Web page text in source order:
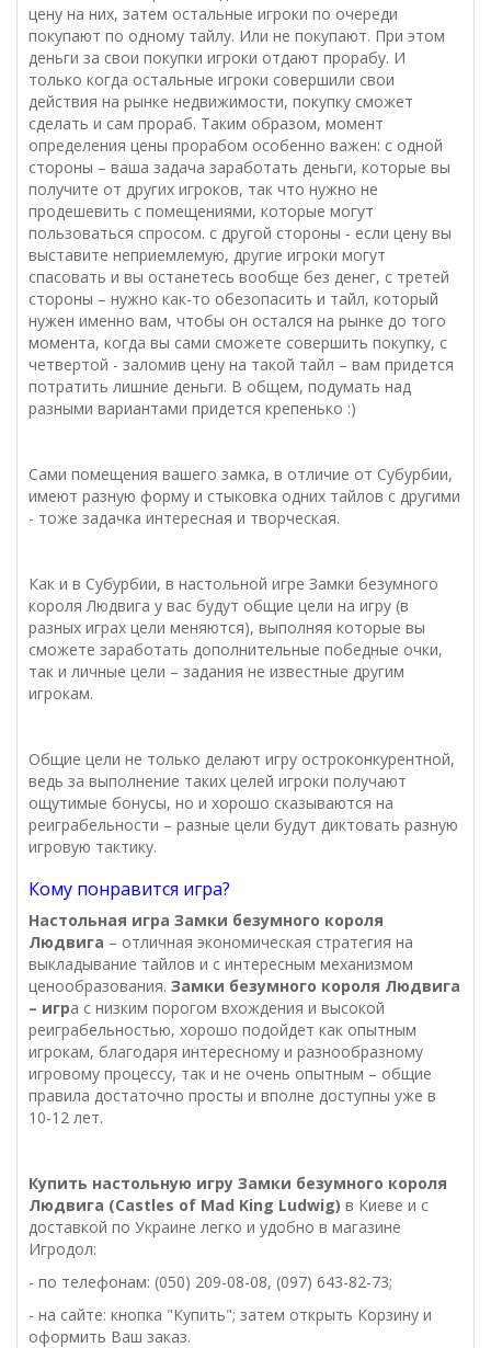
цену на них, затем остальные игроки по очереди
покупают по одному тайлу. Или не покупают. При этом
деньги за свои покупки игроки отдают прорабу. И
только когда остальные игроки совершили свои
действия на рынке недвижимости, покупку сможет
сделать и сам прораб. Таким образом, момент
определения цены прорабом особенно важен: с одной
стороны – ваша задача заработать деньги, которые вы
получите от других игроков, так что нужно не
продешевить с помещениями, которые могут
пользоваться спросом. с другой стороны - если цену вы
выставите неприемлемую, другие игроки могут
спасовать и вы останетесь вообще без денег, с третей
стороны – нужно как-то обезопасить и тайл, который
нужен именно вам, чтобы он остался на рынке до того
момента, когда вы сами сможете совершить покупку, с
четвертой - заломив цену на такой тайл – вам придется
потратить лишние деньги. В общем, подумать над
разными вариантами придется крепенько :)
Сами помещения вашего замка, в отличие от Субурбии,
имеют разную форму и стыковка одних тайлов с другими
- тоже задачка интересная и творческая.
Как и в Субурбии, в настольной игре Замки безумного
короля Людвига у вас будут общие цели на игру (в
разных играх цели меняются), выполняя которые вы
сможете заработать дополнительные победные очки,
так и личные цели – задания не известные другим
игрокам.
Общие цели не только делают игру остроконкурентной,
ведь за выполнение таких целей игроки получают
ощутимые бонусы, но и хорошо сказываются на
реиграбельности – разные цели будут диктовать разную
игровую тактику.
Кому понравится игра?
Настольная игра Замки безумного короля
Людвига – отличная экономическая стратегия на
выкладывание тайлов и с интересным механизмом
ценообразования. Замки безумного короля Людвига
– игра с низким порогом вхождения и высокой
реиграбельностью, хорошо подойдет как опытным
игрокам, благодаря интересному и разнообразному
игровому процессу, так и не очень опытным – общие
правила достаточно просты и вполне доступны уже в
10-12 лет.
Купить настольную игру Замки безумного короля
Людвига (Castles of Mad King Ludwig) в Киеве и с
доставкой по Украине легко и удобно в магазине
Игродол:
- по телефонам: (050) 209-08-08, (097) 643-82-73;
- на сайте: кнопка "Купить"; затем открыть Корзину и
оформить Ваш заказ.